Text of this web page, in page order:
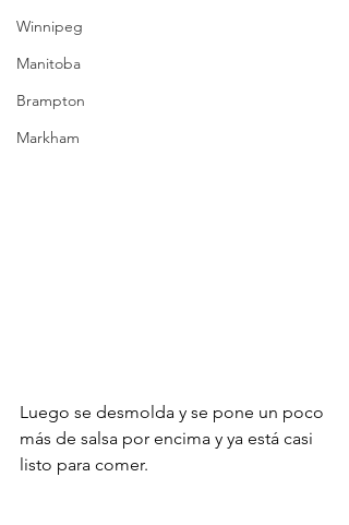
Winnipeg
Manitoba
Brampton
Markham
Luego se desmolda y se pone un poco
más de salsa por encima y ya está casi
listo para comer.